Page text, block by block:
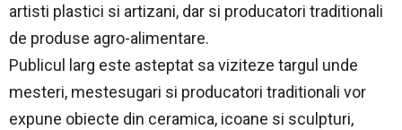
artisti plastici si artizani, dar si producatori traditionali
de produse agro-alimentare.
Publicul larg este asteptat sa viziteze targul unde
mesteri, mestesugari si producatori traditionali vor
expune obiecte din ceramica, icoane si sculpturi,